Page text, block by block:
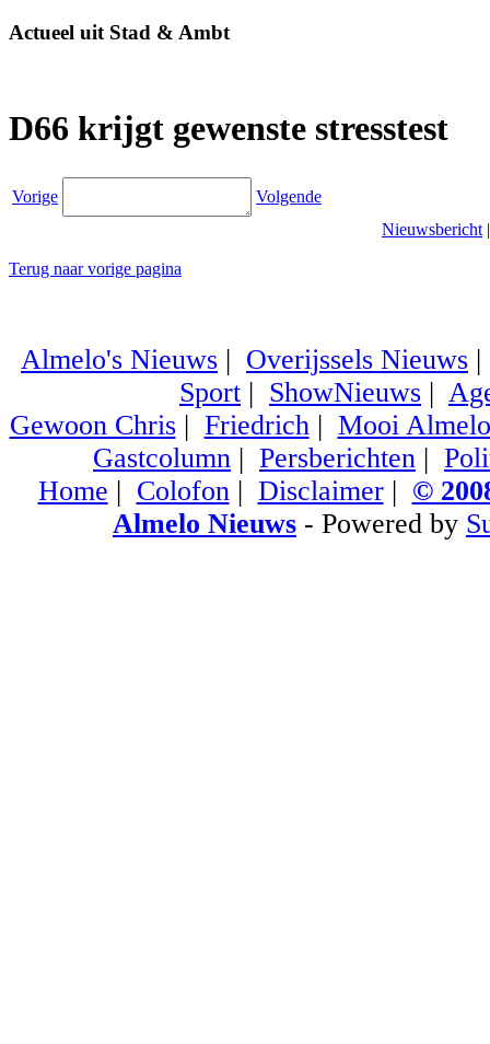
Actueel uit Stad & Ambt
D66 krijgt gewenste stresstest
Vorige
Volgende
Nieuwsbericht
Terug naar vorige pagina
Almelo's Nieuws | Overijssels Nieuws
Sport | ShowNieuws |
Gewoon Chris| Friedrich| Mooi Almelo
Gastcolumn | Persberichten |
Home | Colofon| Disclaimer| ©
Almelo Nieuws - Powered by